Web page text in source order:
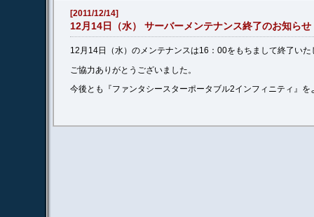
[2011/12/14]
12月14日（水） サーバーメンテナンス終了のお知らせ
12月14日（水）のメンテナンスは16：00をもちまして終了いた
ご協力ありがとうございました。
今後とも『ファンタシースターポータブル2インフィニティ』